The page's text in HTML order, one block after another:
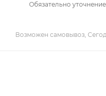
Обязательно
Возможен самовывоз,